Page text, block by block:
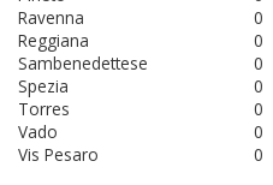
0
Ravenna
0
Reggiana
0
Sambenedettese
0
Spezia
0
Torres
0
Vado
0
Vis Pesaro